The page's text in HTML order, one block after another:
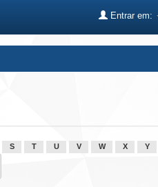
Entrar em:
S T U V W X Y